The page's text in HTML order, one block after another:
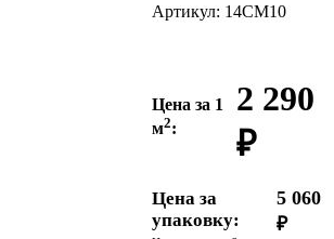
Артикул: 14СМ10
Цена за 1
м2:
2 290
₽
Цена за
упаковку:
5 060
₽